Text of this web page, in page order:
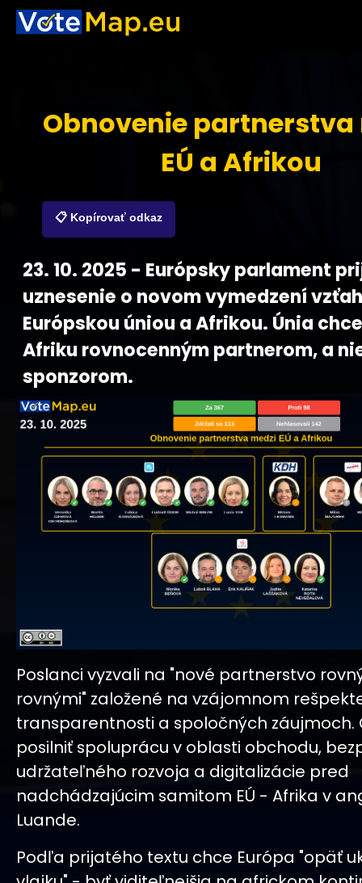
Obnovenie partnerstva
EÚ a Afrikou
📋 Kopírovať odkaz
23. 10. 2025 - Európsky parlament
uznesenie o novom vymedzení
Európskou úniou a Afrikou. Únia
Afriku rovnocenným partnerom, a
sponzorom.
Poslanci vyzvali na "nové partnerstvo
rovnými" založené na vzájomnom
transparentnosti a spoločných záujmoch.
posilniť spoluprácu v oblasti obchodu,
udržateľného rozvoja a digitalizácie pred
nadchádzajúcim samitom EÚ - Afrika v
Luande.
Podľa prijatého textu chce Európa "opäť